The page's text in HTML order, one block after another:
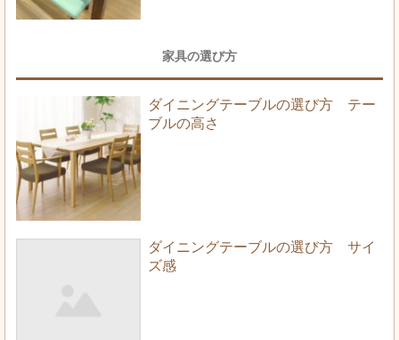
家具の選び方
ダイニングテーブルの選び方 テー
ブルの高さ
ダイニングテーブルの選び方 サイ
ズ感